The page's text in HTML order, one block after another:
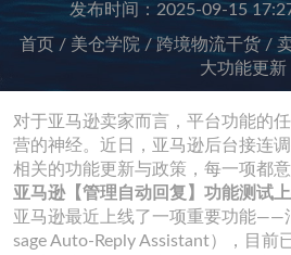
发布时间：2025-09-15
首页 / 美仓学院 / 跨境物流干货 /
大功能更新
对于亚马逊卖家而言，平台功能的
营的神经。近日，亚马逊后台接连
相关的功能更新与政策，每一项都意
亚马逊【管理自动回复】功能测试
亚马逊最近上线了一项重要功能——
sage Auto-Reply Assistant），目前